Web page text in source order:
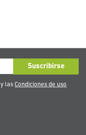
Suscribirse
y lasCondiciones de uso